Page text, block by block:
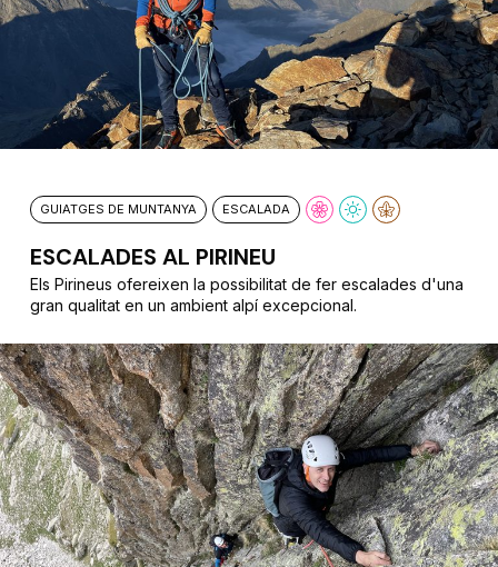
GUIATGES DE MUNTANYA ESCALADA
ESCALADES AL PIRINEU
Els Pirineus ofereixen la possibilitat de fer escalades d'una
gran qualitat en un ambient alpí excepcional.